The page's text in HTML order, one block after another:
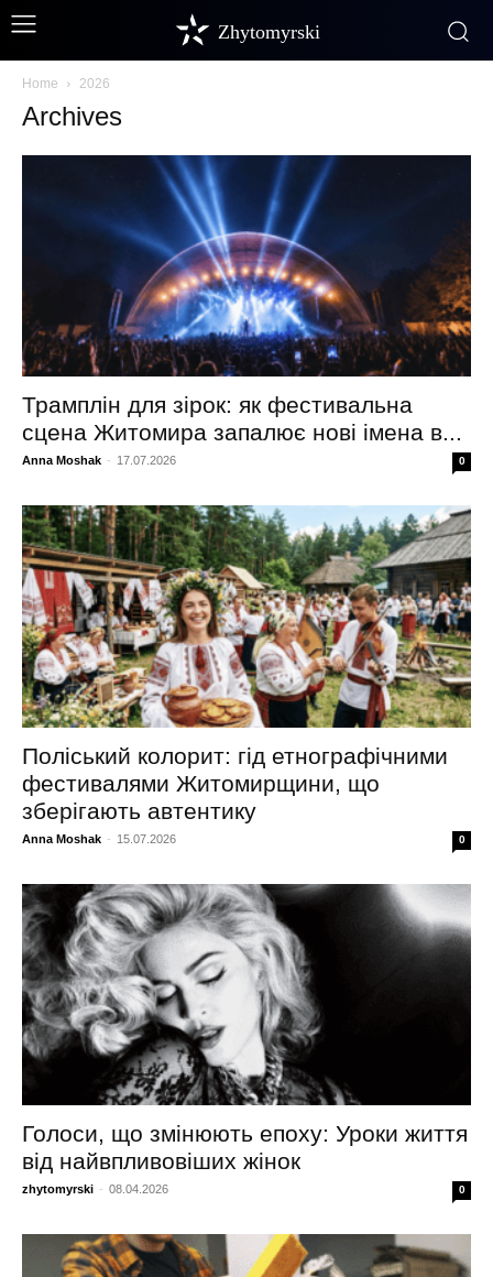
Zhytomyrski
Home 2026
Archives
Трамплін для зірок: як фестивальна
сцена Житомира запалює нові імена в...
Anna Moshak - 17.07.2026 0
Поліський колорит: гід етнографічними
фестивалями Житомирщини, що
зберігають автентику
Anna Moshak - 15.07.2026 0
Голоси, що змінюють епоху: Уроки життя
від найвпливовіших жінок
zhytomyrski - 08.04.2026 0